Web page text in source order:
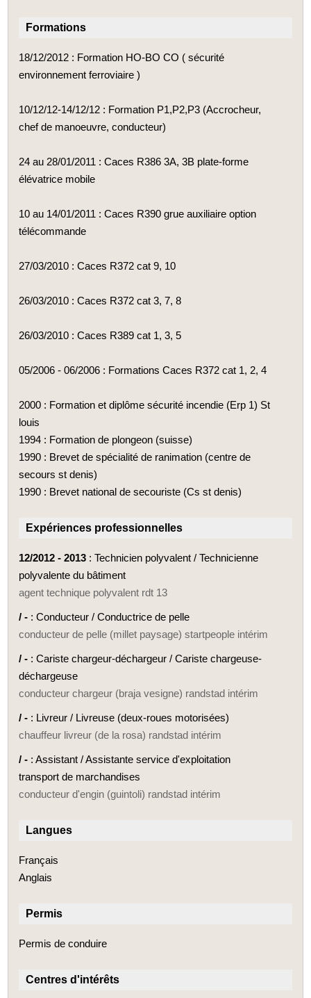
Formations
18/12/2012 : Formation HO-BO CO ( sécurité
environnement ferroviaire )
10/12/12-14/12/12 : Formation P1,P2,P3 (Accrocheur,
chef de manoeuvre, conducteur)
24 au 28/01/2011 : Caces R386 3A, 3B plate-forme
élévatrice mobile
10 au 14/01/2011 : Caces R390 grue auxiliaire option
télécommande
27/03/2010 : Caces R372 cat 9, 10
26/03/2010 : Caces R372 cat 3, 7, 8
26/03/2010 : Caces R389 cat 1, 3, 5
05/2006 - 06/2006 : Formations Caces R372 cat 1, 2, 4
2000 : Formation et diplôme sécurité incendie (Erp 1) St
louis
1994 : Formation de plongeon (suisse)
1990 : Brevet de spécialité de ranimation (centre de
secours st denis)
1990 : Brevet national de secouriste (Cs st denis)
Expériences professionnelles
12/2012 - 2013 : Technicien polyvalent / Technicienne
polyvalente du bâtiment
agent technique polyvalent rdt 13
/ - : Conducteur / Conductrice de pelle
conducteur de pelle (millet paysage) startpeople intérim
/ - : Cariste chargeur-déchargeur / Cariste chargeuse-
déchargeuse
conducteur chargeur (braja vesigne) randstad intérim
/ - : Livreur / Livreuse (deux-roues motorisées)
chauffeur livreur (de la rosa) randstad intérim
/ - : Assistant / Assistante service d'exploitation
transport de marchandises
conducteur d'engin (guintoli) randstad intérim
Langues
Français
Anglais
Permis
Permis de conduire
Centres d'intérêts